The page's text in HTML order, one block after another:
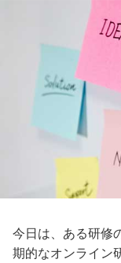
今日は、ある研修
期的なオンライン